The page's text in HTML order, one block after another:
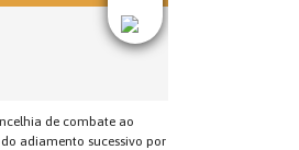
de combate ao
adiamento sucessivo por